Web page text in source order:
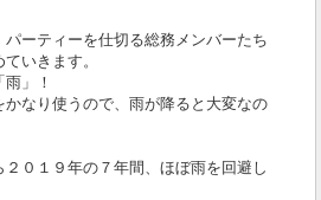
パーティーを仕切る総務メンバーたち
いきます。
」！
かなり使うので、雨が降ると大変なの
２０１９年の７年間、ほぼ雨を回避し